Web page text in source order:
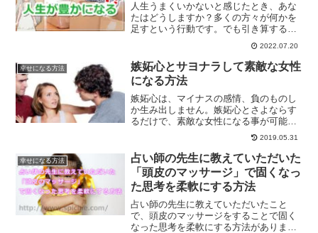
人生うまくいかないと感じたとき、あな
たはどうしますか？多くの方々が何かを
足すという行動です。でも引き算する方
がうまくいく。引き算する生き方とは？
2022.07.20
幸せになる方法
嫉妬心とサヨナラして素敵な女性
になる方法
嫉妬心は、マイナスの感情、負のものし
か生み出しません。嫉妬心とさよならす
るだけで、素敵な女性になる事が可能に
なります。嫉妬心を別の感情、あなたが
成長するための感情に変えていくだけ
で、素敵な女性になっていく事が可能に
なります。
2019.05.31
幸せになる方法
占い師の先生に教えていただいた
「頭皮のマッサージ」で固くなっ
た思考を柔軟にする方法
占い師の先生に教えていただいたこと
で、頭皮のマッサージをすることで固く
なった思考を柔軟にする方法がありま